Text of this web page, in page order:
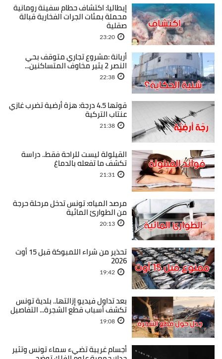
إيطاليا: اكتشاف حطام سفينة رومانية
محملة بمئات الجرات الفخارية قبالة
صقلية
23:20
أريانة :مشروع تجاري متوقف بحي
النصر 2 يثير مخاوف المتساكنين...
22:38
قوتها 4.5 درجة: هزة أرضية تضرب غازي
عنتاب التركية
21:38
القيلولة ليست للراحة فقط.. دراسة
تكشف ما تفعله بالدماغ
21:31
مرصد المياه: تونس تدخل مرحلة حرجة
من الطوارئ المائية
20:13
تحذير من شراء اللمبوكة قبل 15 أوت
2026
19:42
بعد تداول فيديو إزالتها.. بلدية تونس
تكشف أسباب قطع الشجرة... التفاصيل
19:08
أجسام غريبة تضيء سماء تونس وتثير